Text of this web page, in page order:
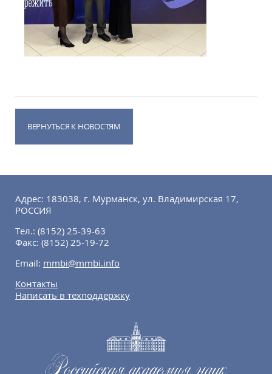
ВЕРНУТЬСЯ К НОВОСТЯМ
Адрес: 183038, г. Мурманск, ул. Владимирская 17,
РОССИЯ
Тел.: (8152) 25-39-63
Факс: (8152) 25-19-72
Email: mmbi@mmbi.info
Контакты
Написать в техподдержку